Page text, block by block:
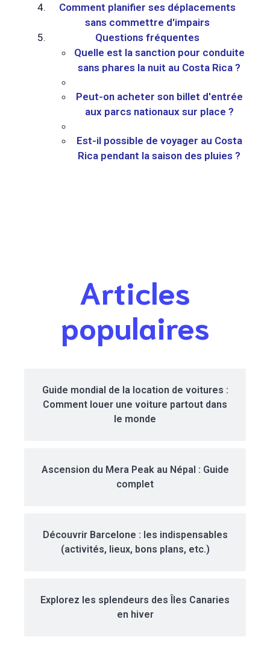
Comment planifier ses déplacements
sans commettre d'impairs
Questions fréquentes
Quelle est la sanction pour conduite
sans phares la nuit au Costa Rica ?
Peut-on acheter son billet d'entrée
aux parcs nationaux sur place ?
Est-il possible de voyager au Costa
Rica pendant la saison des pluies ?
Articles
populaires
Guide mondial de la location de voitures :
Comment louer une voiture partout dans
le monde
Ascension du Mera Peak au Népal : Guide
complet
Découvrir Barcelone : les indispensables
(activités, lieux, bons plans, etc.)
Explorez les splendeurs des Îles Canaries
en hiver